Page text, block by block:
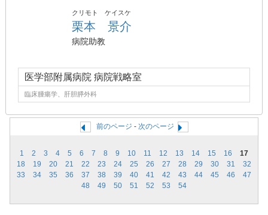
クリモト ケイスケ
栗本 景介
病院助教
医学部附属病院 病院戦略室
臨床腫瘍学、肝胆膵外科
前のページ - 次のページ
1 2 3 4 5 6 7 8 9 10 11 12 13 14 15 16
17
18
19 20 21 22 23 24 25 26 27 28 29 30 31
32
33
34 35 36 37 38 39 40 41 42 43 44 45 46
47
48
49 50 51 52 53 54